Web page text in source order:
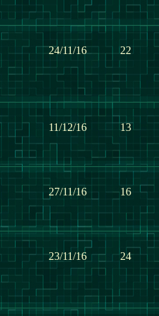
24/11/16 22
11/12/16 13
27/11/16 16
23/11/16 24